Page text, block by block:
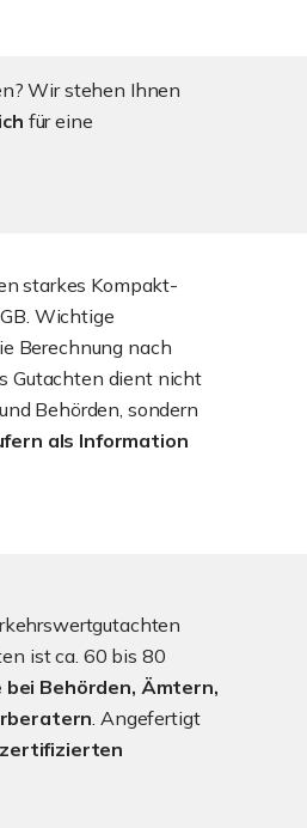
Wir stehen Ihnen
für eine
starkes Kompakt-
Wichtige
Berechnung nach
Gutachten dient nicht
Behörden, sondern
als Information
ist ca. 60 bis 80
bei Behörden, Ämtern,
. Angefertigt
zertifizierten